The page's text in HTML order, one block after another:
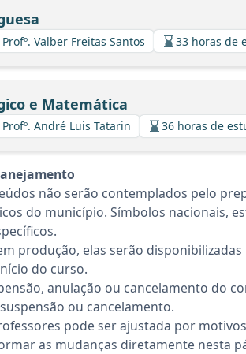
Profº. Valber Freitas Santos 33 horas de
e Matemática
Profº. André Luis Tatarin 36 horas de
não serão contemplados pelo
do município. Símbolos nacionais,
produção, elas serão
do curso.
anulação ou cancelamento do
ou cancelamento.
pode ser ajustada por
as mudanças diretamente nesta